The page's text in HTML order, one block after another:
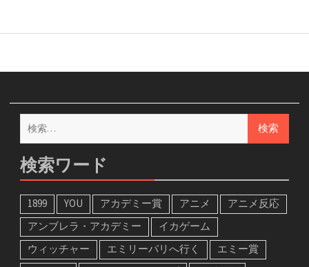
検
索:
検索ワード
1899 YOU アカデミー賞 アニメ
アニメ反応
アンブレラ・アカデミー
イカゲーム
ウィッチャー
エミリーパリへ行く
エミー賞